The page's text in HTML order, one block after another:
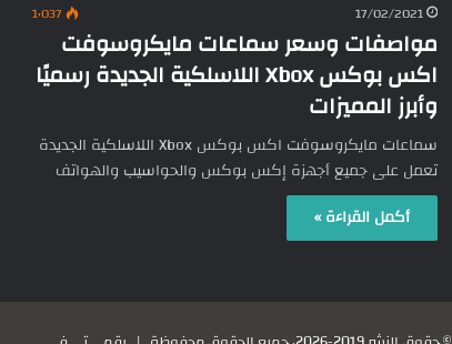
17/02/2021 1٬037
مواصفات وسعر سماعات مايكروسوفت
اكس بوكس Xbox اللاسلكية الجديدة رسميًا
وأبرز المميزات
سماعات مايكروسوفت اكس بوكس Xbox اللاسلكية الجديدة
تعمل على جميع أجهزة إكس بوكس والحواسيب والهواتف
أكمل القراءة »